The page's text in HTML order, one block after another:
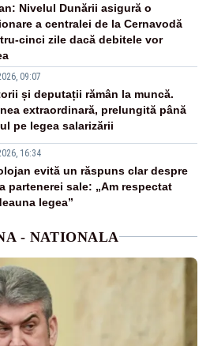
Nivelul Dunării asigură o
a centralei de la Cernavodă
cinci zile dacă debitele vor
09:07
și deputații rămân la muncă.
extraordinară, prelungită până
pe legea salarizării
16:34
evită un răspuns clar despre
partenerei sale: „Am respectat
legea”
- NATIONALA